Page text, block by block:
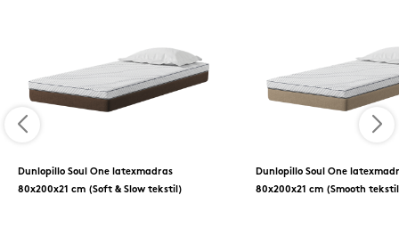
Dunlopillo Soul One latexmadras
80x200x21 cm (Soft & Slow tekstil)
Dunlopillo Soul One
80x200x21 cm (Smooth